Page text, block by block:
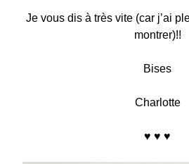
Je vous dis à très vite (car j’ai
montrer)!!
Bises
Charlotte
♥ ♥ ♥